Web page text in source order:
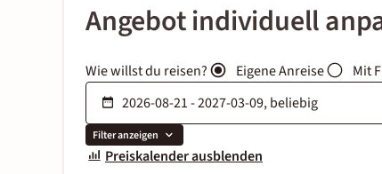
Angebot individuell
Wie willst du reisen? Eigene Anreise Mit
Filter anzeigen
Preiskalender ausblenden